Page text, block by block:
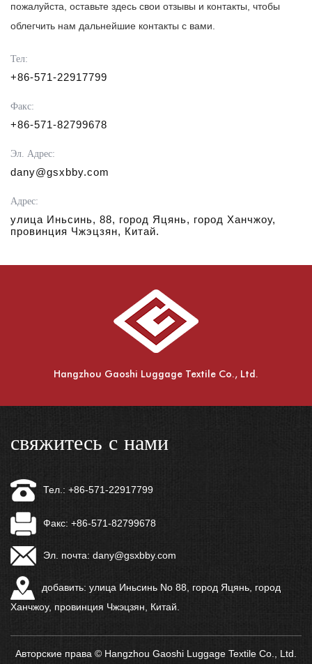
пожалуйста, оставьте здесь свои отзывы и контакты, чтобы
облегчить нам дальнейшие контакты с вами.
Тел:
+86-571-22917799
Факс:
+86-571-82799678
Эл. Адрес:
dany@gsxbby.com
Адрес:
улица Иньсинь, 88, город Яцянь, город Ханчжоу,
провинция Чжэцзян, Китай.
Hangzhou Gaoshi Luggage Textile Co., Ltd.
свяжитесь с нами
Тел.: +86-571-22917799
Факс: +86-571-82799678
Эл. почта: dany@gsxbby.com
добавить: улица Иньсинь No 88, город Яцянь, город
Ханчжоу, провинция Чжэцзян, Китай.
Авторские права © Hangzhou Gaoshi Luggage Textile Co., Ltd.